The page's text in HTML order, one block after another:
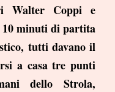
Walter Coppi e
minuti di partita
tutti davano il
a casa tre punti
dello Strola,